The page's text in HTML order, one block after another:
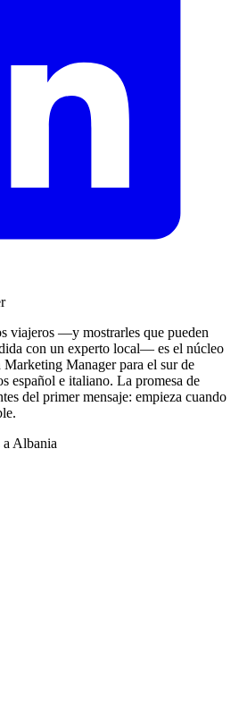
viajeros —y mostrarles que pueden
con un experto local— es el núcleo
Manager para el sur de
español e italiano. La promesa de
del primer mensaje: empieza cuando
a Albania